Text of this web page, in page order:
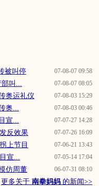
07-08-07 09:58
被叫停
07-08-07 08:05
叫...
07-08-03 15:29
奥运礼仪
07-08-03 00:46
奥...
07-07-27 14:28
宣...
07-07-26 16:09
反效果
07-06-21 13:43
上节目
07-05-14 17:04
宣...
06-07-31 08:10
仿周董
更多关于 南拳妈妈 的新闻>>